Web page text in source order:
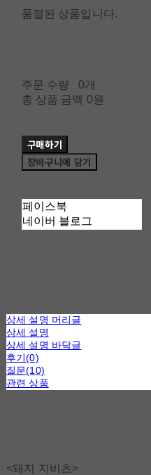
품절된 상품입니다.
주문 수량
0개
총 상품 금액 0원
구매하기
장바구니에 담기
페이스북
네이버 블로그
상세 설명 머리글
상세 설명
상세 설명 바닥글
후기(0)
질문(10)
관련 상품
<돼지 지비츠>